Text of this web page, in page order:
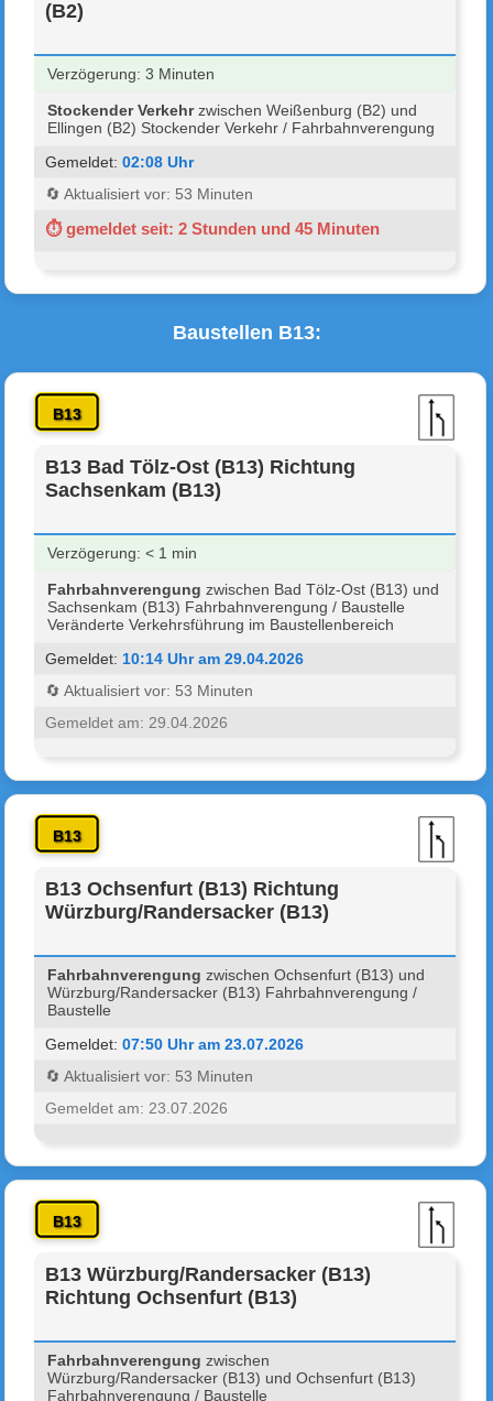
(B2)
Verzögerung: 3 Minuten
Stockender Verkehrzwischen Weißenburg (B2) und
Ellingen (B2) Stockender Verkehr / Fahrbahnverengung
Gemeldet:02:08 Uhr
🔄 Aktualisiert vor: 53 Minuten
⏱ gemeldet seit: 2 Stunden und 45 Minuten
Baustellen B13:
B13
B13 Bad Tölz-Ost (B13) Richtung
Sachsenkam (B13)
Verzögerung: < 1 min
Fahrbahnverengung zwischen Bad Tölz-Ost (B13) und
Sachsenkam (B13) Fahrbahnverengung / Baustelle
Veränderte Verkehrsführung im Baustellenbereich
Gemeldet: 10:14 Uhr am 29.04.2026
🔄 Aktualisiert vor: 53 Minuten
Gemeldet am: 29.04.2026
B13
B13 Ochsenfurt (B13) Richtung
Würzburg/Randersacker (B13)
Fahrbahnverengung zwischen Ochsenfurt (B13) und
Würzburg/Randersacker (B13) Fahrbahnverengung /
Baustelle
Gemeldet:07:50 Uhr am 23.07.2026
🔄 Aktualisiert vor: 53 Minuten
Gemeldet am: 23.07.2026
B13
B13 Würzburg/Randersacker (B13)
Richtung Ochsenfurt (B13)
Fahrbahnverengung zwischen
Würzburg/Randersacker (B13) und Ochsenfurt (B13)
Fahrbahnverengung / Baustelle